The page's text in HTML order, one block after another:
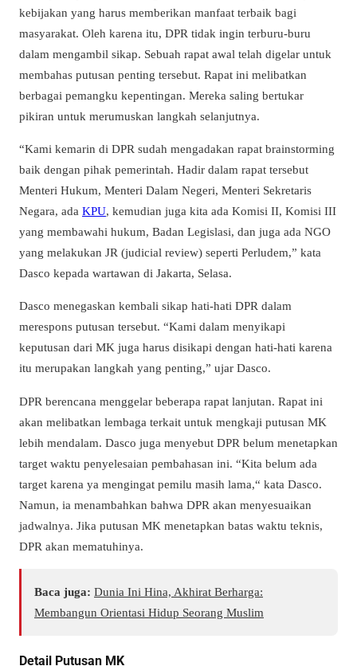
kebijakan yang harus memberikan manfaat terbaik bagi
masyarakat. Oleh karena itu, DPR tidak ingin terburu-buru
dalam mengambil sikap. Sebuah rapat awal telah digelar untuk
membahas putusan penting tersebut. Rapat ini melibatkan
berbagai pemangku kepentingan. Mereka saling bertukar
pikiran untuk merumuskan langkah selanjutnya.
“Kami kemarin di DPR sudah mengadakan rapat brainstorming
baik dengan pihak pemerintah. Hadir dalam rapat tersebut
Menteri Hukum, Menteri Dalam Negeri, Menteri Sekretaris
Negara, ada KPU, kemudian juga kita ada Komisi II, Komisi III
yang membawahi hukum, Badan Legislasi, dan juga ada NGO
yang melakukan JR (judicial review) seperti Perludem,” kata
Dasco kepada wartawan di Jakarta, Selasa.
Dasco menegaskan kembali sikap hati-hati DPR dalam
merespons putusan tersebut. “Kami dalam menyikapi
keputusan dari MK juga harus disikapi dengan hati-hati karena
itu merupakan langkah yang penting,” ujar Dasco.
DPR berencana menggelar beberapa rapat lanjutan. Rapat ini
akan melibatkan lembaga terkait untuk mengkaji putusan MK
lebih mendalam. Dasco juga menyebut DPR belum menetapkan
target waktu penyelesaian pembahasan ini. “Kita belum ada
target karena ya mengingat pemilu masih lama,“ kata Dasco.
Namun, ia menambahkan bahwa DPR akan menyesuaikan
jadwalnya. Jika putusan MK menetapkan batas waktu teknis,
DPR akan mematuhinya.
Baca juga: Dunia Ini Hina, Akhirat Berharga:
Membangun Orientasi Hidup Seorang Muslim
Detail Putusan MK